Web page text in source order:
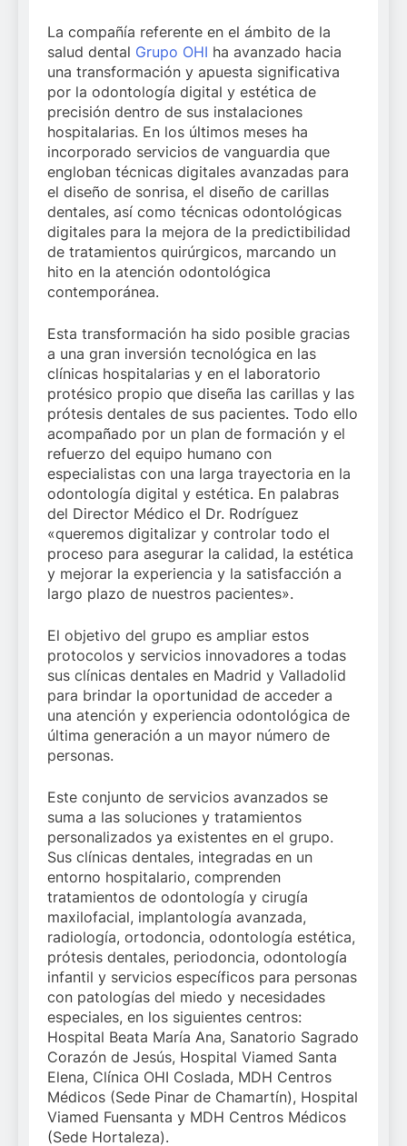
La compañía referente en el ámbito de la
salud dental Grupo OHI ha avanzado hacia
una transformación y apuesta significativa
por la odontología digital y estética de
precisión dentro de sus instalaciones
hospitalarias. En los últimos meses ha
incorporado servicios de vanguardia que
engloban técnicas digitales avanzadas para
el diseño de sonrisa, el diseño de carillas
dentales, así como técnicas odontológicas
digitales para la mejora de la predictibilidad
de tratamientos quirúrgicos, marcando un
hito en la atención odontológica
contemporánea.
Esta transformación ha sido posible gracias
a una gran inversión tecnológica en las
clínicas hospitalarias y en el laboratorio
protésico propio que diseña las carillas y las
prótesis dentales de sus pacientes. Todo ello
acompañado por un plan de formación y el
refuerzo del equipo humano con
especialistas con una larga trayectoria en la
odontología digital y estética. En palabras
del Director Médico el Dr. Rodríguez
«queremos digitalizar y controlar todo el
proceso para asegurar la calidad, la estética
y mejorar la experiencia y la satisfacción a
largo plazo de nuestros pacientes».
El objetivo del grupo es ampliar estos
protocolos y servicios innovadores a todas
sus clínicas dentales en Madrid y Valladolid
para brindar la oportunidad de acceder a
una atención y experiencia odontológica de
última generación a un mayor número de
personas.
Este conjunto de servicios avanzados se
suma a las soluciones y tratamientos
personalizados ya existentes en el grupo.
Sus clínicas dentales, integradas en un
entorno hospitalario, comprenden
tratamientos de odontología y cirugía
maxilofacial, implantología avanzada,
radiología, ortodoncia, odontología estética,
prótesis dentales, periodoncia, odontología
infantil y servicios específicos para personas
con patologías del miedo y necesidades
especiales, en los siguientes centros:
Hospital Beata María Ana, Sanatorio Sagrado
Corazón de Jesús, Hospital Viamed Santa
Elena, Clínica OHI Coslada, MDH Centros
Médicos (Sede Pinar de Chamartín), Hospital
Viamed Fuensanta y MDH Centros Médicos
(Sede Hortaleza).